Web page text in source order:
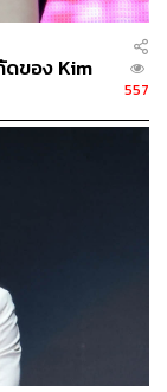
ดของ Kim
557